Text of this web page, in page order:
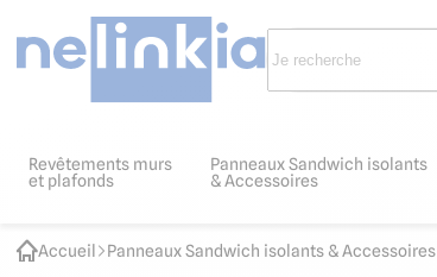
Revêtements murs
et plafonds
Panneaux Sandwich isolants
& Accessoires
Accueil Panneaux Sandwich isolants & Accessoires